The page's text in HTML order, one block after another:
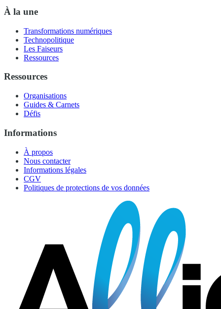
À la une
Transformations numériques
Technopolitique
Les Faiseurs
Ressources
Ressources
Organisations
Guides & Carnets
Défis
Informations
À propos
Nous contacter
Informations légales
CGV
Politiques de protections de vos données